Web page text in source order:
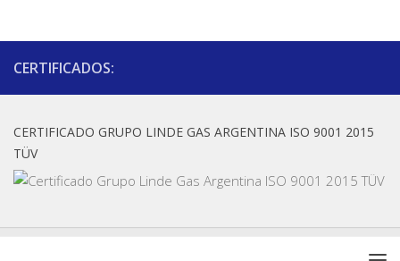
CERTIFICADOS:
CERTIFICADO GRUPO LINDE GAS ARGENTINA ISO 9001 2015
TÜV